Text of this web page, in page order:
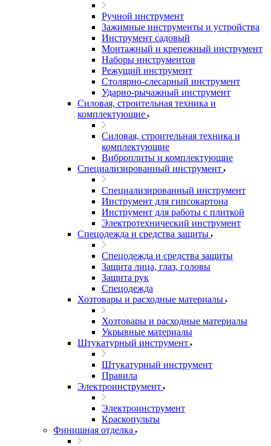
Ручной инструмент
Зажимные инструменты и устройства
Инструмент садовый
Монтажный и крепежный инструмент
Наборы инструментов
Режущий инструмент
Столярно-слесарный инструмент
Ударно-рычажный инструмент
Силовая, строительная техника и
комплектующие
Силовая, строительная техника и
комплектующие
Виброплиты и комплектующие
Специализированный инструмент
Специализированный инструмент
Инструмент для гипсокартона
Инструмент для работы с плиткой
Электротехнический инструмент
Спецодежда и средства защиты
Спецодежда и средства защиты
Защита лица, глаз, головы
Защита рук
Спецодежда
Хозтовары и расходные материалы
Хозтовары и расходные материалы
Укрывные материалы
Штукатурный инструмент
Штукатурный инструмент
Правила
Электроинструмент
Электроинструмент
Краскопульты
Финишная отделка